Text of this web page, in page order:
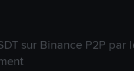
sur Binance P2P par